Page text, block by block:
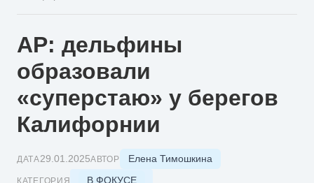
АР: дельфины
образовали
«суперстаю» у берегов
Калифорнии
ДАТА29.01.2025АВТОР Елена Тимошкина
КАТЕГОРИЯ В ФОКУСЕ